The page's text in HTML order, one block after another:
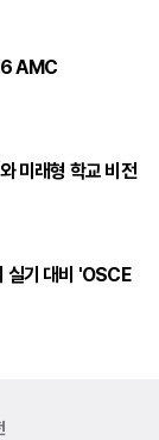
AMC
미래형 학교 비전
실기 대비 'OSCE